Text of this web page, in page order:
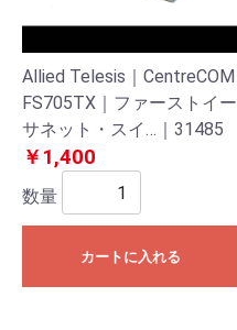
Allied Telesis｜CentreCOM
FS705TX｜ファーストイー
サネット・スイ…｜31485
￥1,400
数量
カートに入れる